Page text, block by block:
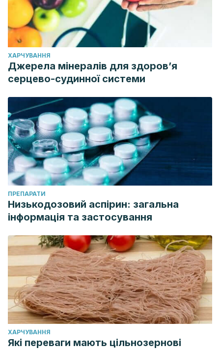
ХАРЧУВАННЯ
Джерела мінералів для здоров’я
серцево-судинної системи
ПРЕПАРАТИ
Низькодозовий аспірин: загальна
інформація та застосування
ХАРЧУВАННЯ
Які переваги мають цільнозернові